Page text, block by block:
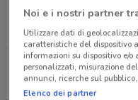
Via Tosco
3.6 km
Vle Ii Giugno 17 B
4.8 km
Noi e i nostri partner
Utilizzare dati di
caratteristiche del dispositivo
informazioni su dispositivo e/
personalizzati, misurazione
annunci, ricerche sul
Elenco dei partner